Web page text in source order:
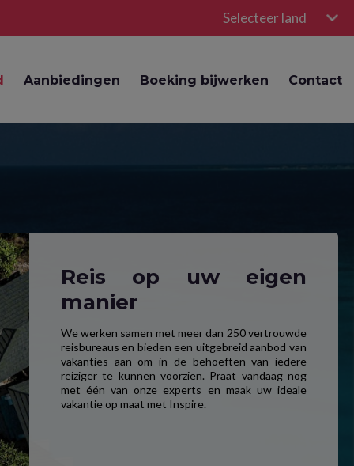
Selecteer land
Aanbiedingen Boeking bijwerken Contact
Reis op uw eigen
manier
We werken samen met meer dan 250 vertrouwde
reisbureaus en bieden een uitgebreid aanbod van
vakanties aan om in de behoeften van iedere
reiziger te kunnen voorzien. Praat vandaag nog
met één van onze experts en maak uw ideale
vakantie op maat met Inspire.